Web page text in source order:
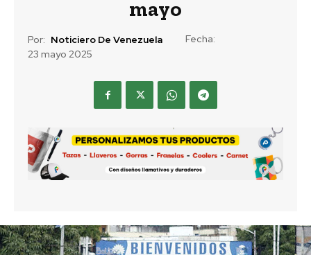
mayo
Por: Noticiero De Venezuela
Fecha:
23 mayo 2025